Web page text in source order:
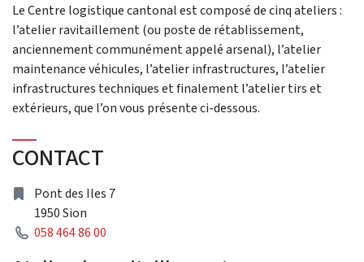
Le Centre logistique cantonal est composé de cinq ateliers :
l’atelier ravitaillement (ou poste de rétablissement,
anciennement communément appelé arsenal), l’atelier
maintenance véhicules, l’atelier infrastructures, l’atelier
infrastructures techniques et finalement l’atelier tirs et
extérieurs, que l’on vous présente ci-dessous.
CONTACT
Address
Pont des Iles 7
1950 Sion
Phone
058 464 86 00